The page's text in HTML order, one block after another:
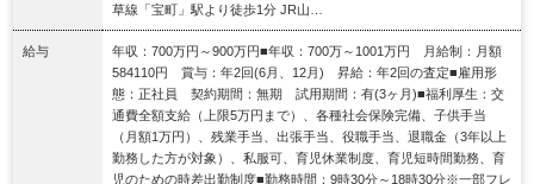
草線「宝町」駅より徒歩1分 JR山…
給与
年収：700万円～900万円■年収：700万～1001万円 月給制：月額
584110円 賞与：年2回(6月、12月) 昇給：年2回の査定■雇用形
態：正社員 契約期間：無期 試用期間：有(3ヶ月)■福利厚生：交
通費全額支給（上限5万円まで）、各種社会保険完備、子供手当
（月額1万円）、残業手当、出張手当、役職手当、退職金（3年以上
勤務した方が対象）、私服可、育児休業制度、育児短時間勤務、育
児のための時差出勤制度■勤務時間：9時30分～18時30分※一部フレ